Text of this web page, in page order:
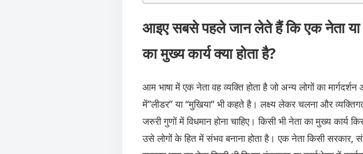
आइए सबसे पहले जान लेते हैं कि एक नेता या
का मुख्य कार्य क्या होता है?
आम भाषा में एक नेता वह व्यक्ति होता है जो अन्य लोगों का
में”लीडर” या “मुखिया” भी कहते है। लक्ष्य लेकर चलना और
जरुरी गुणों में विधमान होना चाहिए। किसी भी नेता का मुख्य कार्य
उसे लोगों के हित में संभव बनाना होता है। एक नेता किसी सरकार,